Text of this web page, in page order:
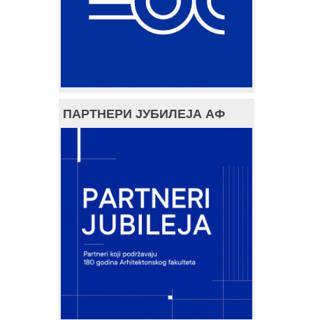
ПАРТНЕРИ ЈУБИЛЕЈА АФ